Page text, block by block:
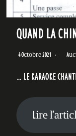
QUAND LA
4 Octobre 2021
… LE KARAOKE
Lire